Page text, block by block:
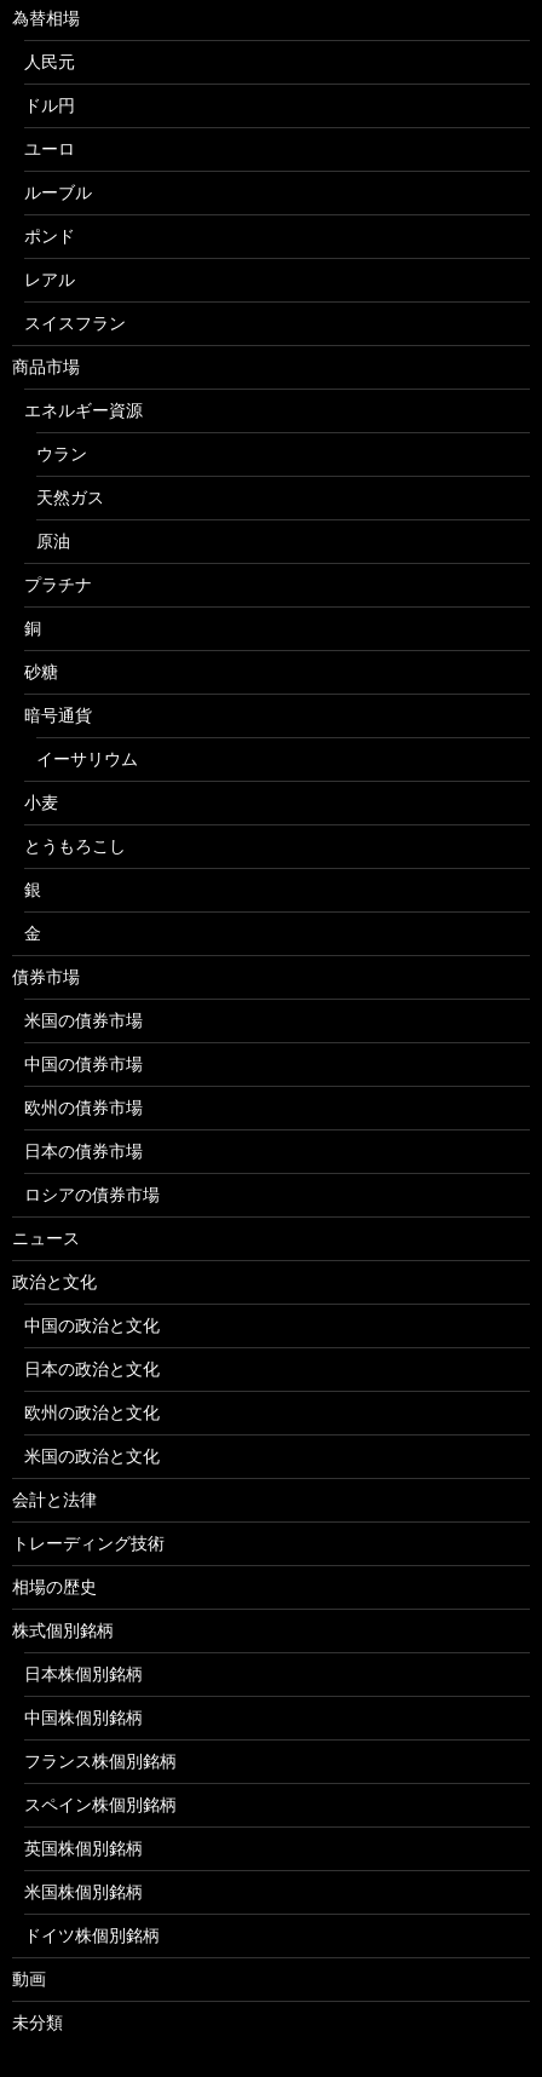
為替相場
人民元
ドル円
ユーロ
ルーブル
ポンド
レアル
スイスフラン
商品市場
エネルギー資源
ウラン
天然ガス
原油
プラチナ
銅
砂糖
暗号通貨
イーサリウム
小麦
とうもろこし
銀
金
債券市場
米国の債券市場
中国の債券市場
欧州の債券市場
日本の債券市場
ロシアの債券市場
ニュース
政治と文化
中国の政治と文化
日本の政治と文化
欧州の政治と文化
米国の政治と文化
会計と法律
トレーディング技術
相場の歴史
株式個別銘柄
日本株個別銘柄
中国株個別銘柄
フランス株個別銘柄
スペイン株個別銘柄
英国株個別銘柄
米国株個別銘柄
ドイツ株個別銘柄
動画
未分類